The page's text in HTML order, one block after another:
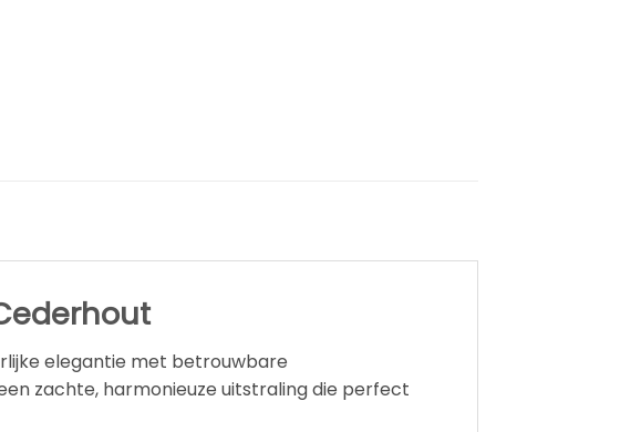
elegantie met betrouwbare
zachte, harmonieuze uitstraling die perfect